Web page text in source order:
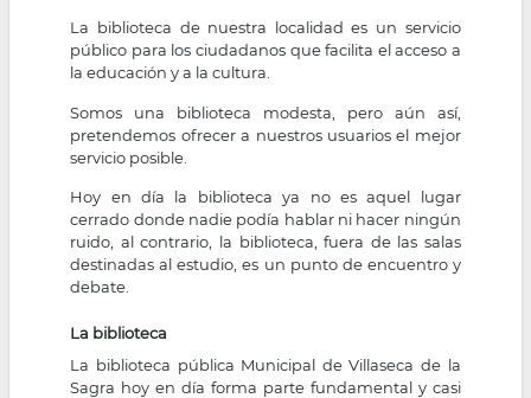
La biblioteca de nuestra localidad es un servicio
público para los ciudadanos que facilita el acceso a
la educación y a la cultura.
Somos una biblioteca modesta, pero aún así,
pretendemos ofrecer a nuestros usuarios el mejor
servicio posible.
Hoy en día la biblioteca ya no es aquel lugar
cerrado donde nadie podía hablar ni hacer ningún
ruido, al contrario, la biblioteca, fuera de las salas
destinadas al estudio, es un punto de encuentro y
debate.
La biblioteca
La biblioteca pública Municipal de Villaseca de la
Sagra hoy en día forma parte fundamental y casi